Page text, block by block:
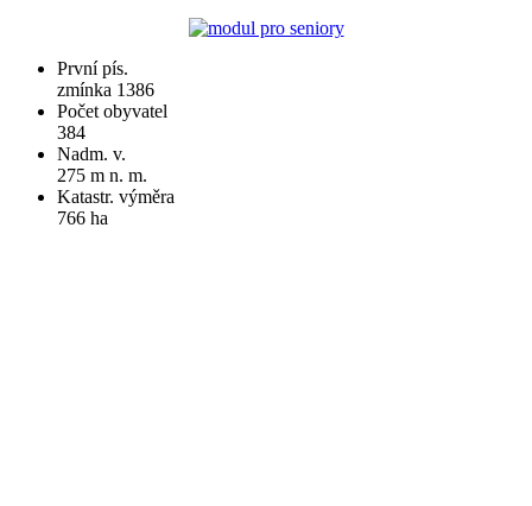
První pís.
zmínka 1386
Počet obyvatel
384
Nadm. v.
275 m n. m.
Katastr. výměra
766 ha